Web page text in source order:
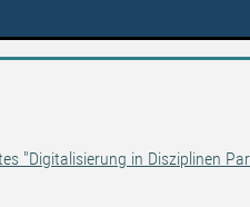
"Digitalisierung in Disziplinen